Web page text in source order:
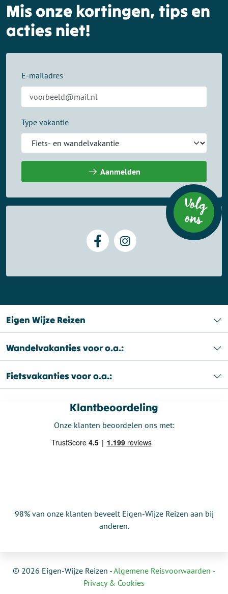
Mis onze kortingen, tips en
acties niet!
E-mailadres
Type vakantie
Aanmelden
Volg
on
s
Eigen Wijze Reizen
Wandelvakanties voor o.a.:
Fietsvakanties voor o.a.:
Klantbeoordeling
Onze klanten beoordelen ons met:
98% van onze klanten beveelt Eigen-Wijze Reizen aan bij
anderen.
© 2026 Eigen-Wijze Reizen -Algemene Reisvoorwaarden -
Privacy & Cookies